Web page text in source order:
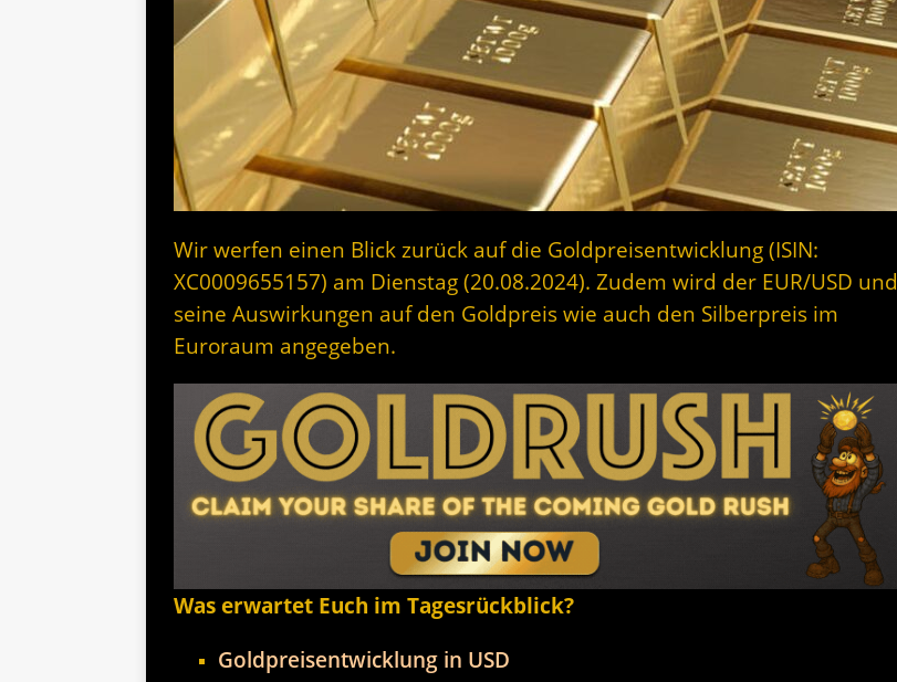
Wir werfen einen Blick zurück auf die Goldpreisentwicklung (ISIN:
XC0009655157) am Dienstag (20.08.2024). Zudem wird der EUR/USD und
seine Auswirkungen auf den Goldpreis wie auch den Silberpreis im
Euroraum angegeben.
Was erwartet Euch im Tagesrückblick?
Goldpreisentwicklung in USD